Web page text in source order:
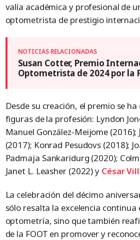
valía académica y profesional de
optometrista de prestigio
Susan Cotter, Premio
Optometrista de 2024 por la
Desde su creación, el premio se
figuras de la profesión: Lyndon
Manuel González-Meijome
(2017); Konrad Pesudovs (2018);
Padmaja Sankaridurg (2020);
Janet L. Leasher (2022) y César
La celebración del décimo
sólo resalta la excelencia continua
optometría, sino que también
de la FOOT en promover y